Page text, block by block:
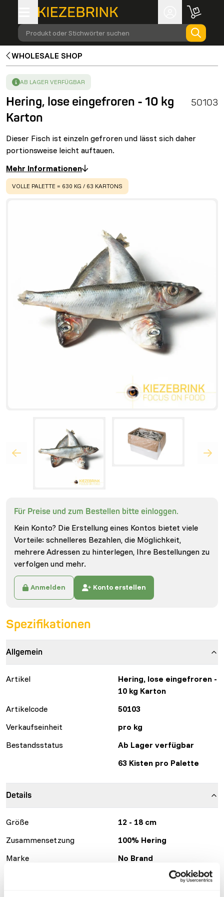
Produkt oder Stichwörter suchen
WHOLESALE SHOP
SUCCESS:
AB LAGER VERFÜGBAR
Hering, lose eingefroren - 10 kg
Karton
50103
Dieser Fisch ist einzeln gefroren und lässt sich daher
portionsweise leicht auftauen.
Mehr Informationen
WARNING
VOLLE PALETTE = 630 KG / 63 KARTONS
Für Preise und zum Bestellen bitte einloggen.
Kein Konto? Die Erstellung eines Kontos bietet viele
Vorteile: schnelleres Bezahlen, die Möglichkeit,
mehrere Adressen zu hinterlegen, Ihre Bestellungen zu
verfolgen und mehr.
Anmelden Konto erstellen
Spezifikationen
Allgemein
Artikel
Hering, lose eingefroren -
10 kg Karton
Artikelcode
50103
Verkaufseinheit
pro kg
Bestandsstatus
Ab Lager verfügbar
63 Kisten pro Palette
Details
Größe
12 - 18 cm
Zusammensetzung
100% Hering
Marke
No Brand